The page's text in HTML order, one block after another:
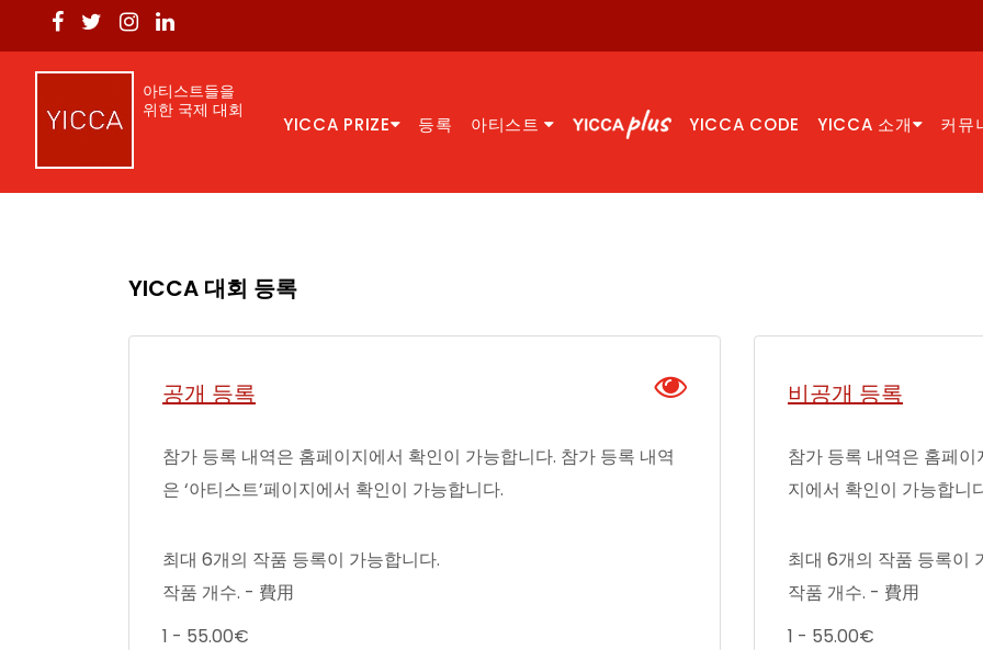
아티스트들을
위한 국제 대회
YICCA PRIZE 등록 아티스트 YICCA CODE YICCA 소개 커뮤
YICCA 대회 등록
공개 등록
참가 등록 내역은 홈페이지에서 확인이 가능합니다. 참가 등록 내역
은 ‘아티스트’페이지에서 확인이 가능합니다.
최대 6개의 작품 등록이 가능합니다.
작품 개수. - 費用
1 - 55.00€
비공개 등록
참가 등록 내역은 홈페이
지에서 확인이 가능합니
최대 6개의 작품 등록이
작품 개수. - 費用
1 - 55.00€